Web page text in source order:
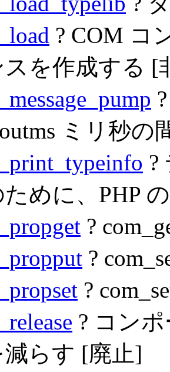
? COM コ
スを作成する [
ミリ秒の
?
ために、PHP
?
?
?
? コン
減らす [廃止]